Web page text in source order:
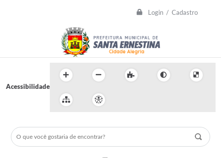
Login / Cadastro
Acessibilidade